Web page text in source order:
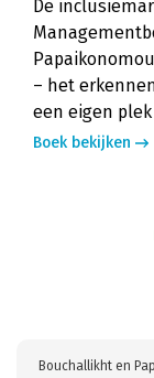
De
– het
een eigen
Boek bekijken
Bouchallikht en